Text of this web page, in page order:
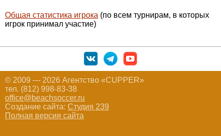
Общая статистика игрока (по всем турнирам, в которых
игрок принимал участие)
© 2009 — 2026 Агентство «CUPPER»
тел. (812) 998-83-38
office@beachsoccer.ru
Создание сайта: Студия 239
Полная версия сайта